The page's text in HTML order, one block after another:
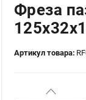
Фреза
Артикул товара: